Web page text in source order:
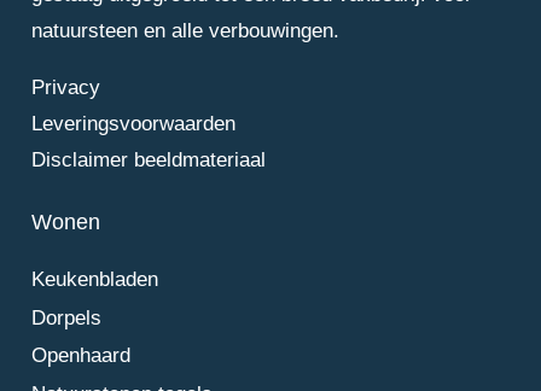
natuursteen en alle verbouwingen.
Privacy
Leveringsvoorwaarden
Disclaimer beeldmateriaal
Wonen
Keukenbladen
Dorpels
Openhaard